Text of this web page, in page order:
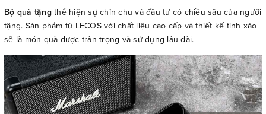
Bộ quà tặng thể hiện sự chỉn chu và đầu tư có chiều sâu của người
tặng. Sản phẩm từ LECOS với chất liệu cao cấp và thiết kế tinh xảo
sẽ là món quà được trân trọng và sử dụng lâu dài.